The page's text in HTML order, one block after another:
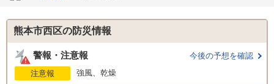
熊本市西区の防災情報
警報・注意報
今後の予想を確認
注意報
強風、乾燥